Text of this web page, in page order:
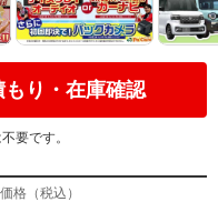
もり・在庫確認
要です。
格（税込）